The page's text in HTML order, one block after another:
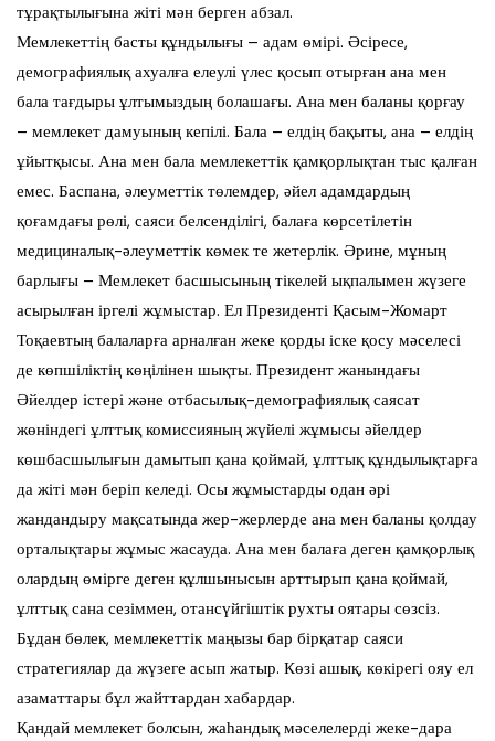
тұрақтылығына жіті мән берген абзал.
Мемлекеттің басты құндылығы – адам өмірі. Әсіресе,
демографиялық ахуалға елеулі үлес қосып отырған ана мен
бала тағдыры ұлтымыздың болашағы. Ана мен баланы қорғау
– мемлекет дамуының кепілі. Бала – елдің бақыты, ана – елдің
ұйытқысы. Ана мен бала мемлекеттік қамқорлықтан тыс қалған
емес. Баспана, әлеуметтік төлемдер, әйел адамдардың
қоғамдағы рөлі, саяси белсенділігі, балаға көрсетілетін
медициналық-әлеуметтік көмек те жетерлік. Әрине, мұның
барлығы – Мемлекет басшысының тікелей ықпалымен жүзеге
асырылған іргелі жұмыстар. Ел Президенті Қасым-Жомарт
Тоқаевтың балаларға арналған жеке қорды іске қосу мәселесі
де көпшіліктің көңілінен шықты. Президент жанындағы
Әйелдер істері және отбасылық-демографиялық саясат
жөніндегі ұлттық комиссияның жүйелі жұмысы әйелдер
көшбасшылығын дамытып қана қоймай, ұлттық құндылықтарға
да жіті мән беріп келеді. Осы жұмыстарды одан әрі
жандандыру мақсатында жер-жерлерде ана мен баланы қолдау
орталықтары жұмыс жасауда. Ана мен балаға деген қамқорлық
олардың өмірге деген құлшынысын арттырып қана қоймай,
ұлттық сана сезіммен, отансүйгіштік рухты оятары сөзсіз.
Бұдан бөлек, мемлекеттік маңызы бар бірқатар саяси
стратегиялар да жүзеге асып жатыр. Көзі ашық, көкірегі ояу ел
азаматтары бұл жайттардан хабардар.
Қандай мемлекет болсын, жаһандық мәселелерді жеке-дара